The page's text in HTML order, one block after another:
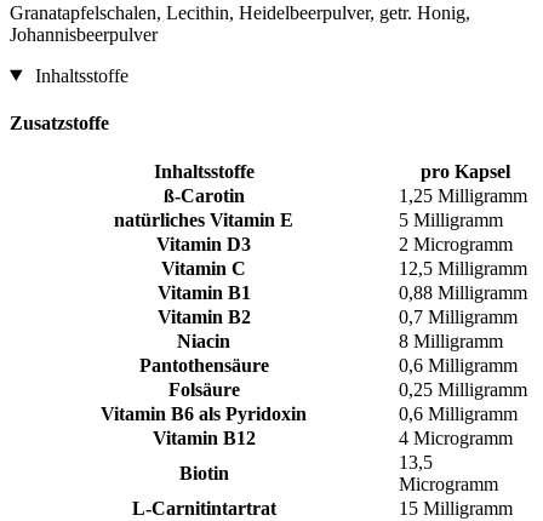
Granatapfelschalen, Lecithin, Heidelbeerpulver, getr. Honig,
Johannisbeerpulver
Inhaltsstoffe
Zusatzstoffe
Inhaltsstoffe
pro Kapsel
ß-Carotin
1,25 Milligramm
natürliches Vitamin E
5 Milligramm
Vitamin D3
2 Microgramm
Vitamin C
12,5 Milligramm
Vitamin B1
0,88 Milligramm
Vitamin B2
0,7 Milligramm
Niacin
8 Milligramm
Pantothensäure
0,6 Milligramm
Folsäure
0,25 Milligramm
Vitamin B6 als Pyridoxin
0,6 Milligramm
Vitamin B12
4 Microgramm
Biotin
13,5
Microgramm
L-Carnitintartrat
15 Milligramm